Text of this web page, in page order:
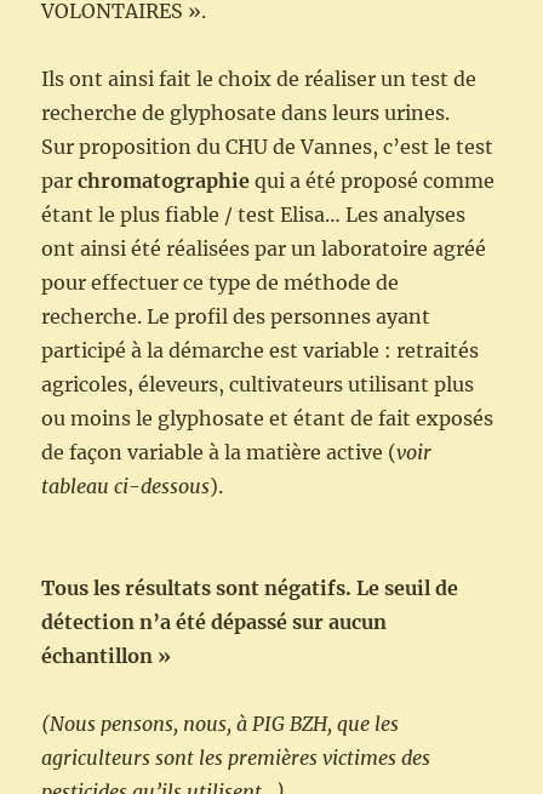
VOLONTAIRES ».
Ils ont ainsi fait le choix de réaliser un test de
recherche de glyphosate dans leurs urines.
Sur proposition du CHU de Vannes, c’est le test
parchromatographie qui a été proposé comme
étant le plus fiable / test Elisa… Les analyses
ont ainsi été réalisées par un laboratoire agréé
pour effectuer ce type de méthode de
recherche. Le profil des personnes ayant
participé à la démarche est variable : retraités
agricoles, éleveurs, cultivateurs utilisant plus
ou moins le glyphosate et étant de fait exposés
de façon variable à la matière active (voir
tableau ci-dessous).
Tous les résultats sont négatifs. Le seuil de
détection n’a été dépassé sur aucun
échantillon »
(Nous pensons, nous, à PIG BZH, que les
agriculteurs sont les premières victimes des